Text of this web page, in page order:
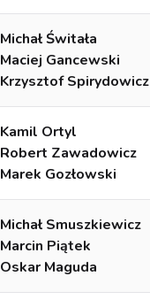
Michał Świtała
Maciej Gancewski
Krzysztof Spirydowicz
Kamil Ortyl
Robert Zawadowicz
Marek Gozłowski
Michał Smuszkiewicz
Marcin Piątek
Oskar Maguda